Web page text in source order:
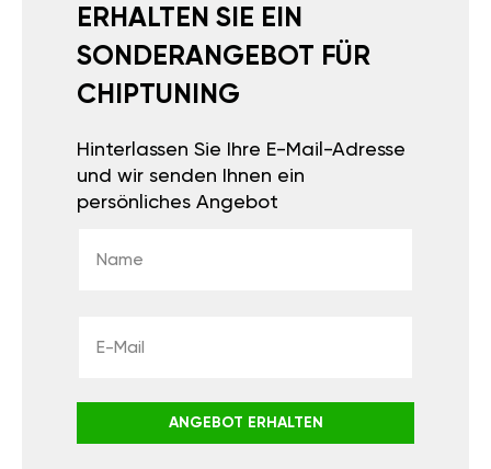
ERHALTEN SIE EIN
SONDERANGEBOT FÜR
CHIPTUNING
Hinterlassen Sie Ihre E-Mail-Adresse
und wir senden Ihnen ein
persönliches Angebot
ANGEBOT ERHALTEN